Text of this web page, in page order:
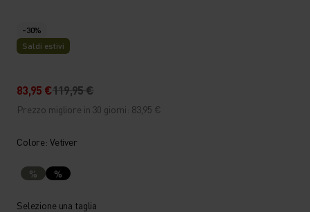
-30%
Saldi estivi
83,95 €119,95 €
Prezzo migliore in 30 giorni: 83,95 €
Colore: Vetiver
% %
Selezione una taglia